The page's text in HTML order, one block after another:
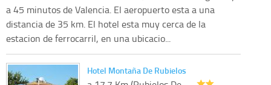
a 45 minutos de Valencia. El aeropuerto esta a una
distancia de 35 km. El hotel esta muy cerca de la
estacion de ferrocarril, en una ubicacio...
Hotel Montaña De Rubielos